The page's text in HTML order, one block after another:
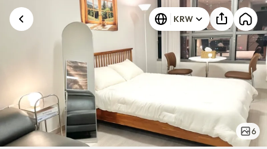
[25mins to Chadwick School]
KRW
6
알 수 없는 오류가 발생했습니다. 다시 시도해 주세요.